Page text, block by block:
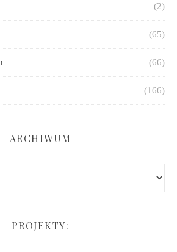
(2)
(65)
(66)
(166)
ARCHIWUM
PROJEKTY: